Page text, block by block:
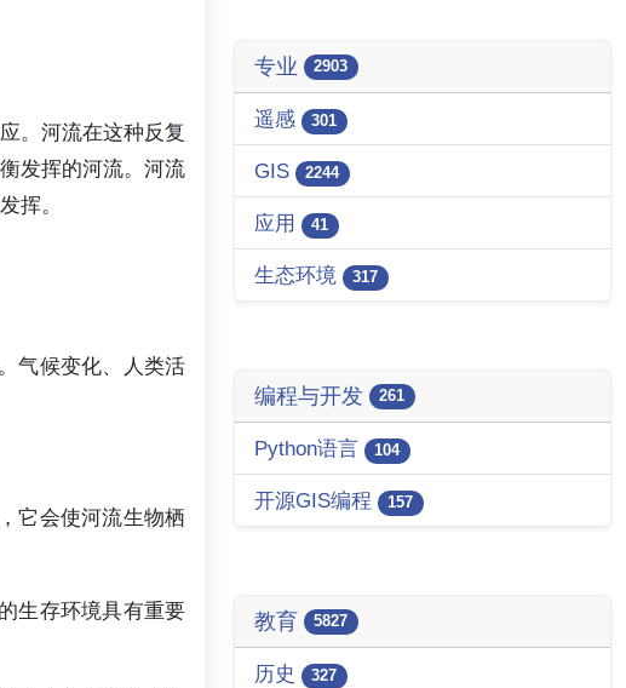
。河流在这种反复
发挥的河流。河流
挥。
气候变化、人类活
它会使河流生物栖
生存环境具有重要
专业 2903
遥感 301
GIS 2244
应用 41
生态环境 317
编程与开发 261
Python语言 104
开源GIS编程 157
教育 5827
历史 327